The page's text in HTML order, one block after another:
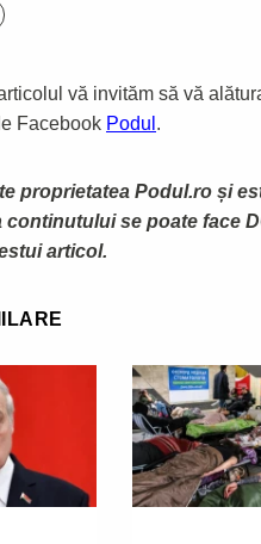
vă invităm să vă
Facebook Podul .
proprietatea Podul.ro și
continutului se poate face
articol.